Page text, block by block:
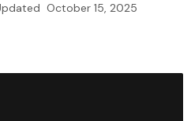
October 15, 2025